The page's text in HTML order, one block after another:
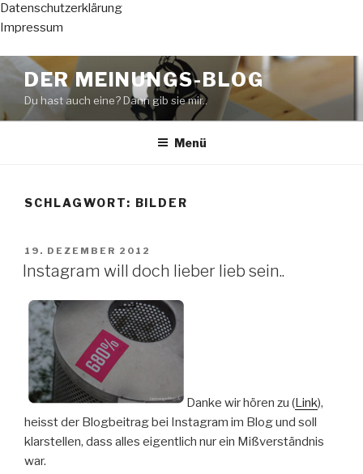
Datenschutzerklärung
Impressum
Zum
Inhalt
springen
DER MEINUNGS-BLOG
Du hast auch eine? Dann gib sie mir..
Menü
SCHLAGWORT: BILDER
VERÖFFENTLICHT
AM
19. DEZEMBER 2012
Instagram will doch lieber lieb sein..
Danke wir hören zu (Link),
heisst der Blogbeitrag bei Instagram im Blog und soll
klarstellen, dass alles eigentlich nur ein Mißverständnis
war.